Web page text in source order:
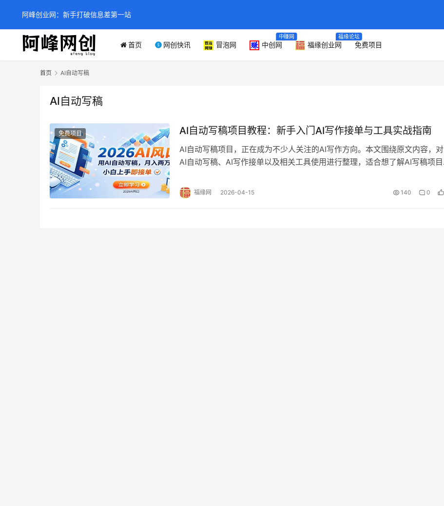
首页 网创快讯 冒泡网 中创网
中赚网
福缘创业网
福缘论坛
免费项目
首页 AI自动写稿
AI自动写稿
免费项目 AI自动写稿项目教程：新手入门AI写作接单与工具实战指南
AI自动写稿项目，正在成为不少人关注的AI写作方向。本文围绕原文内容，对
AI自动写稿、AI写作接单以及相关工具使用进行整理，适合想了解AI写稿项目
福缘网 2026-04-15 140 0
阿峰创业网：新手打破信息差第一站